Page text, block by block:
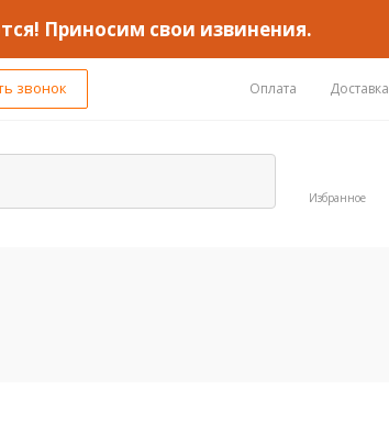
Приносим свои извинения.
звонок Оплата Доставка
Избранное